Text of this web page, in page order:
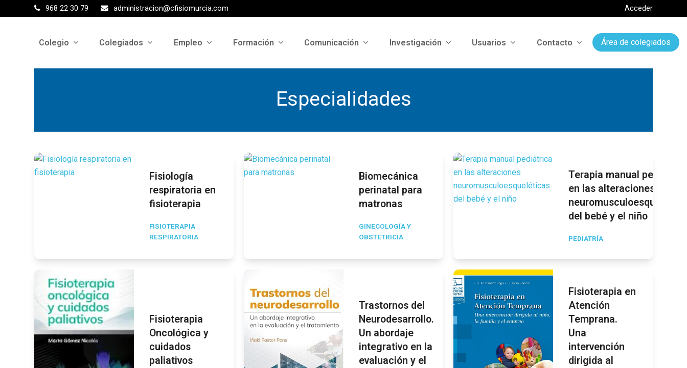
968 22 30 79 administracion@cfisiomurcia.com Acceder
Colegio Colegiados Empleo Formación Comunicación Investigación Usuarios Contacto Área de colegiados
Especialidades
Fisiología
respiratoria en
fisioterapia
FISIOTERAPIA
RESPIRATORIA
Biomecánica
perinatal para
matronas
GINECOLOGÍA Y
OBSTETRICIA
Terapia manual
en las alteraciones
del bebé y el niño
PEDIATRÍA
Fisioterapia
Oncológica y
cuidados
paliativos
Trastornos del
Neurodesarrollo.
Un abordaje
integrativo en la
evaluación y el
Fisioterapia en
Atención
Temprana.
Una
intervención
dirigida al